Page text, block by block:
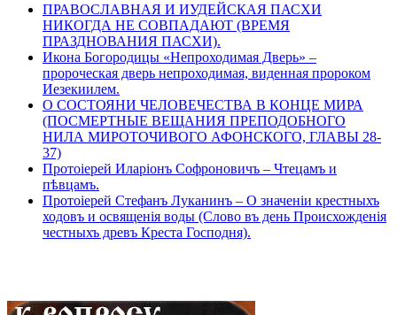
ПРАВОСЛАВНАЯ И ИУДЕЙСКАЯ ПАСХИ
НИКОГДА НЕ СОВПАДАЮТ (ВРЕМЯ
ПРАЗДНОВАНИЯ ПАСХИ).
Икона Богородицы «Непроходимая Дверь» –
пророческая дверь непроходимая, виденная пророком
Иезекиилем.
О СОСТОЯНИ ЧЕЛОВЕЧЕСТВА В КОНЦЕ МИРА
(ПОСМЕРТНЫЕ ВЕЩАНИЯ ПРЕПОДОБНОГО
НИЛА МИРОТОЧИВОГО АФОНСКОГО, ГЛАВЫ 28-
37)
Протоіерей Иларіонъ Софроновичъ – Чтецамъ и
пѣвцамъ.
Протоіерей Стефанъ Луканинъ – О значеніи крестныхъ
ходовъ и освященія воды (Слово въ день Происхожденія
честныхъ древъ Креста Господня).